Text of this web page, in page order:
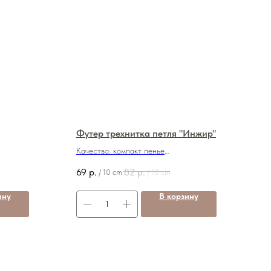
Футер трехнитка петля "Инжир"
Качество: компакт пенье
Состав: 80/20 ( хб/пэ)
Ширина: 180 см
Цена: 690
820
69 р. / 10 cm 82 р. / 10 cm
В корзину